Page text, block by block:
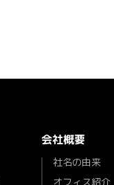
会社概要
社名の由来
オフィス紹介